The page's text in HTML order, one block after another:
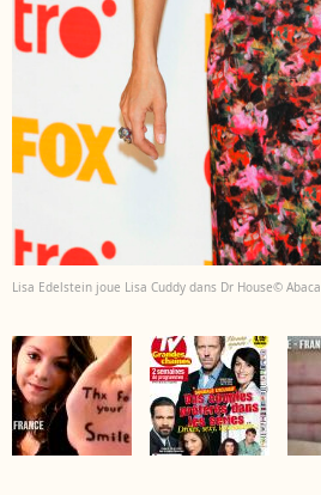
Lisa Edelstein joue Lisa Cuddy dans Dr House© Abaca